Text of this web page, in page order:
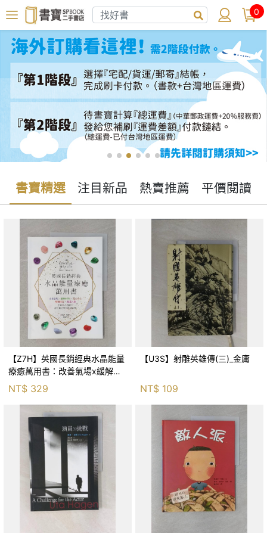
0
書寶精選 注目新品 熱賣推薦 平價閱讀
【Z7H】英國長銷經典水晶能量
療癒萬用書：改善氣場x緩解疼
痛x穩定身心x增加財富x促進人
緣，250種水晶礦石給你最完整
的生活對策_菲利
NT$ 329
【U3S】射雕英雄傳(三)_金庸
NT$ 109